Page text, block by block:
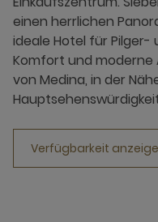
einen herrlichen
ideale Hotel für Pilger-
Komfort und moderne
von Medina, in der
Verfügbarkeit